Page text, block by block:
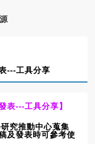
---工具分享
表---工具分享】
究推動中心蒐集
及發表時可參考使